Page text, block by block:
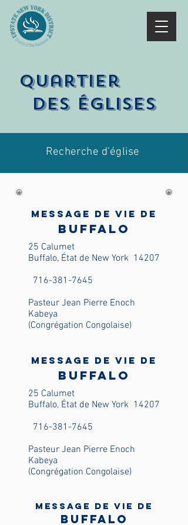
Quartier
Des églises
Recherche d'église
Message de vie de
Buffalo
25 Calumet
Buffalo, État de New York 14207
716-381-7645
Pasteur Jean Pierre Enoch
Kabeya
(Congrégation Congolaise)
Message de vie de
Buffalo
25 Calumet
Buffalo, État de New York 14207
716-381-7645
Pasteur Jean Pierre Enoch
Kabeya
(Congrégation Congolaise)
Message de vie de
Buffalo